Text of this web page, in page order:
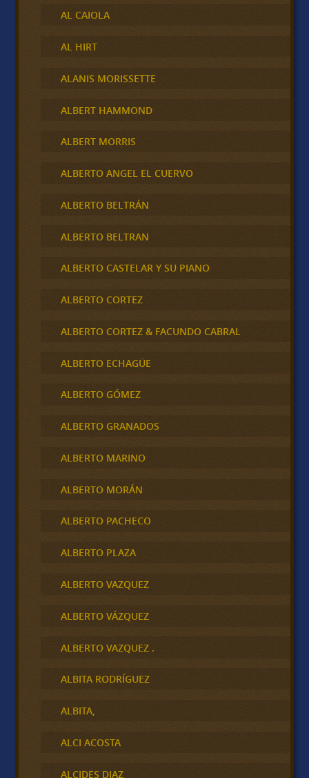
AL CAIOLA
AL HIRT
ALANIS MORISSETTE
ALBERT HAMMOND
ALBERT MORRIS
ALBERTO ANGEL EL CUERVO
ALBERTO BELTRÁN
ALBERTO BELTRAN
ALBERTO CASTELAR Y SU PIANO
ALBERTO CORTEZ
ALBERTO CORTEZ & FACUNDO CABRAL
ALBERTO ECHAGÜE
ALBERTO GÓMEZ
ALBERTO GRANADOS
ALBERTO MARINO
ALBERTO MORÁN
ALBERTO PACHECO
ALBERTO PLAZA
ALBERTO VAZQUEZ
ALBERTO VÁZQUEZ
ALBERTO VAZQUEZ .
ALBITA RODRÍGUEZ
ALBITA,
ALCI ACOSTA
ALCIDES DIAZ